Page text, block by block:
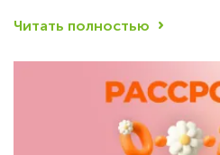
Читать полностью